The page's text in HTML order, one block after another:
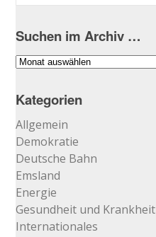
Suchen im Archiv …
Suchen
Archiv
Kategorien
Allgemein
Demokratie
Deutsche Bahn
Emsland
Energie
Gesundheit und Krankheit
Internationales